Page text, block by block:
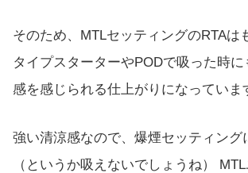
そのため、MTLセッティングのRTAは
タイプスターターやPODで吸った時
感を感じられる仕上がりになっていま
強い清涼感なので、爆煙セッティング
（というか吸えないでしょうね）